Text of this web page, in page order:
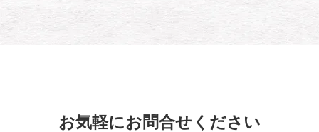
お気軽にお問合せください